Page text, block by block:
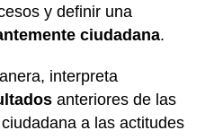
y definir una
ciudadana.
interpreta
anteriores de las
a las actitudes